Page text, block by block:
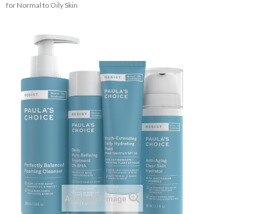
for Normal to Oily Skin
Agrandir l'image